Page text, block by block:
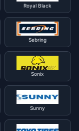
Royal Black
Sebring
Sonix
Sunny